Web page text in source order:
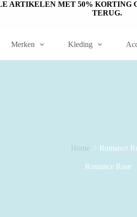
ARTIKELEN MET 50%
TERUG.
Merken Kleding
Home / Romance
Romance Rose